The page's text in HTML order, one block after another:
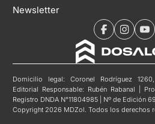
Newsletter
Domicilio legal: Coronel Rodríguez
Editorial Responsable: Rubén Rabanal |
Registro DNDA N°11804985 | Nº de Edición
Copyright 2026 MDZol. Todos los derechos